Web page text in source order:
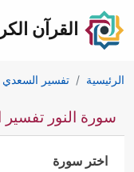
القرآن
الرئيسية تفسير السعدي
سورة النور تفسير
اختر سورة